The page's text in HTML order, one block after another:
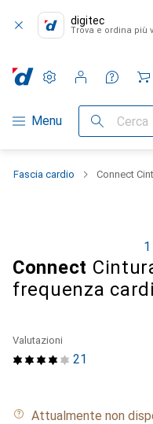
digitec
Trova e ordina più
Categoria Navigazione
Menu Cerca
Impostazioni
Conto cliente
Liste di confronto
Liste dei desideri
Carrello
Fascia cardio Connect
Connect
frequenza
21
Valutazioni
Attualmente non